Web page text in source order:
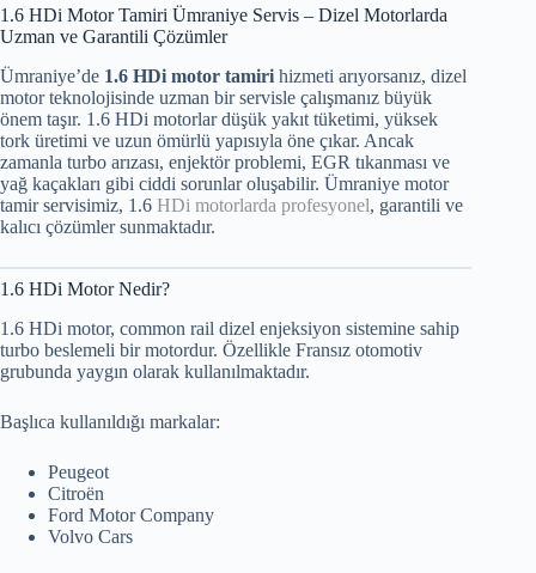
1.6 HDi Motor Tamiri Ümraniye Servis – Dizel Motorlarda
Uzman ve Garantili Çözümler
Ümraniye’de 1.6 HDi motor tamiri hizmeti arıyorsanız, dizel
motor teknolojisinde uzman bir servisle çalışmanız büyük
önem taşır. 1.6 HDi motorlar düşük yakıt tüketimi, yüksek
tork üretimi ve uzun ömürlü yapısıyla öne çıkar. Ancak
zamanla turbo arızası, enjektör problemi, EGR tıkanması ve
yağ kaçakları gibi ciddi sorunlar oluşabilir. Ümraniye motor
tamir servisimiz, 1.6 HDi motorlarda profesyonel, garantili ve
kalıcı çözümler sunmaktadır.
1.6 HDi Motor Nedir?
1.6 HDi motor, common rail dizel enjeksiyon sistemine sahip
turbo beslemeli bir motordur. Özellikle Fransız otomotiv
grubunda yaygın olarak kullanılmaktadır.
Başlıca kullanıldığı markalar:
Peugeot
Citroën
Ford Motor Company
Volvo Cars